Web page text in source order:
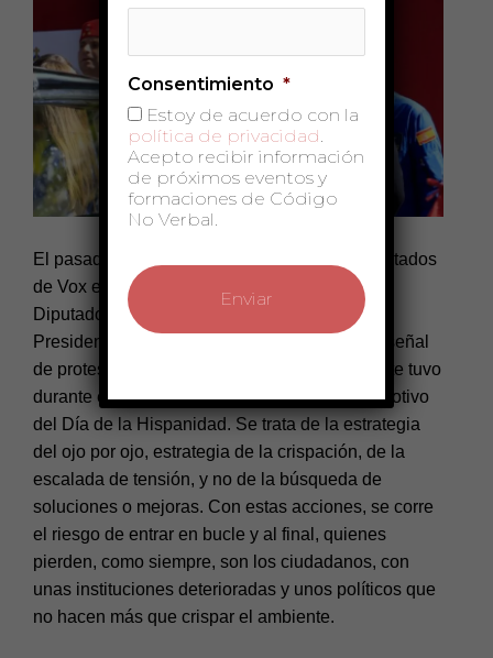
El pasado jueves 13 octubre de 2022, los diputados
de Vox entraban tarde en el Congreso de los
Diputados, interrumpiendo deliberadamente al
Presidente del Gobierno, Pedro Sánchez, en señal
de protesta por el retraso de un minuto que éste tuvo
durante el desfile militar del día anterior con motivo
del Día de la Hispanidad. Se trata de la estrategia
del ojo por ojo, estrategia de la crispación, de la
escalada de tensión, y no de la búsqueda de
soluciones o mejoras. Con estas acciones, se corre
el riesgo de entrar en bucle y al final, quienes
pierden, como siempre, son los ciudadanos, con
unas instituciones deterioradas y unos políticos que
no hacen más que crispar el ambiente.
Consentimiento *
Estoy de acuerdo con la
política de privacidad
Acepto recibir información
de próximos eventos y
formaciones de Código
No Verbal.